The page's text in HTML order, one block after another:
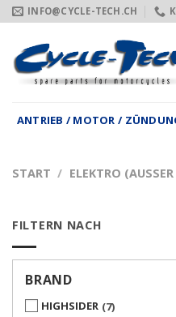
Zum
Inhalt
springen
INFO@CYCLE-TECH.CH
ANTRIEB / MOTOR /
START / ELEKTRO
FILTERN NACH
BRAND
HIGHSIDER 7